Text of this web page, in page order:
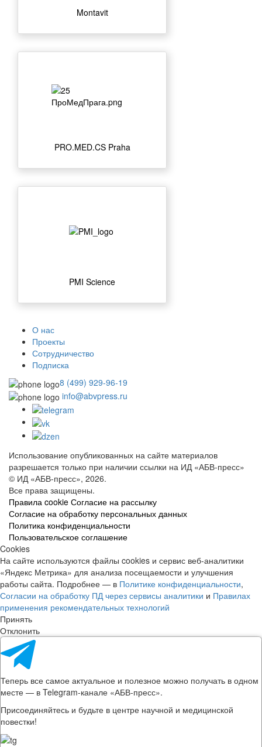
Montavit
PRO.MED.CS Praha
PMI Science
О нас
Проекты
Сотрудничество
Подписка
8 (499) 929-96-19
info@abvpress.ru
Использование опубликованных на сайте материалов
разрешается только при наличии ссылки на ИД «АБВ-пресс»
© ИД «АБВ-пресс», 2026.
Все права защищены.
Правила cookie Согласие на рассылку
Согласие на обработку персональных данных
Политика конфиденциальности
Пользовательское соглашение
Cookies
На сайте используются файлы cookies и сервис веб-аналитики
«Яндекс Метрика» для анализа посещаемости и улучшения
работы сайта. Подробнее — в Политике конфиденциальности,
Согласии на обработку ПД через сервисы аналитики и Правилах
применения рекомендательных технологий
Принять
Отклонить
Теперь все самое актуальное и полезное можно получать в одном
месте — в Telegram-канале «АБВ-пресс».
Присоединяйтесь и будьте в центре научной и медицинской
повестки!